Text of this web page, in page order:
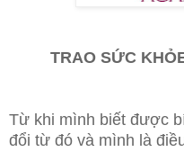
TRAO SỨC
Từ khi mình biết được
đổi từ đó và mình là